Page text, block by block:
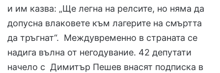
и им казва: „Ще легна на релсите, но няма да
допусна влаковете към лагерите на смъртта
да тръгнат“. Междувременно в страната се
надига вълна от негодувание. 42 депутати
начело с Димитър Пешев внасят подписка в